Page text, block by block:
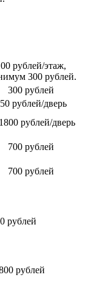
рублей/этаж,
300 рублей.
300 рублей
рублей/дверь
рублей/дверь
700 рублей
700 рублей
рублей
рублей